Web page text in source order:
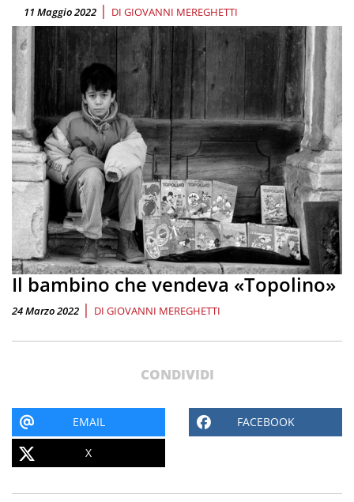
11 Maggio 2022 | DI GIOVANNI MEREGHETTI
Il bambino che vendeva «Topolino»
24 Marzo 2022 | DI GIOVANNI MEREGHETTI
CONDIVIDI
EMAIL FACEBOOK
X